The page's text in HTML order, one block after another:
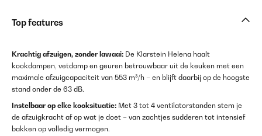
Top features
Krachtig afzuigen, zonder lawaai: De Klarstein Helena haalt
kookdampen, vetdamp en geuren betrouwbaar uit de keuken met een
maximale afzuigcapaciteit van 553 m³/h – en blijft daarbij op de hoogste
stand onder de 63 dB.
Instelbaar op elke kooksituatie: Met 3 tot 4 ventilatorstanden stem je
de afzuigkracht af op wat je doet – van zachtjes sudderen tot intensief
bakken op volledig vermogen.